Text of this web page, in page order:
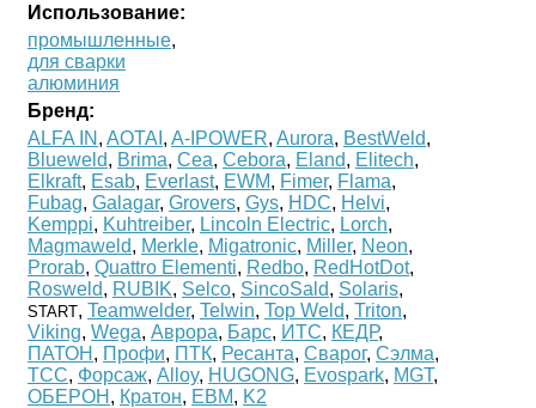
Использование:
промышленные,
для сварки
алюминия
Бренд:
ALFA IN , AOTAI , A-IPOWER, Aurora, BestWeld,
Blueweld, Brima, Cea, Cebora, Eland, Elitech,
Elkraft, Esab, Everlast, EWM, Fimer, Flama,
Fubag, Galagar, Grovers, Gys, HDC, Helvi,
Kemppi, Kuhtreiber, Lincoln Electric, Lorch,
Magmaweld, Merkle, Migatronic, Miller, Neon,
Prorab, Quattro Elementi, Redbo, RedHotDot,
Rosweld, RUBIK, Selco, SincoSald, Solaris,
START, Teamwelder, Telwin, Top Weld, Triton,
Viking, Wega, Аврора, Барс, ИТС, КЕДР,
ПАТОН , Профи, ПТК, Ресанта, Сварог, Сэлма,
ТСС, Форсаж, Alloy, HUGONG, Evospark, MGT,
ОБЕРОН , Кратон, ЕВМ, K2